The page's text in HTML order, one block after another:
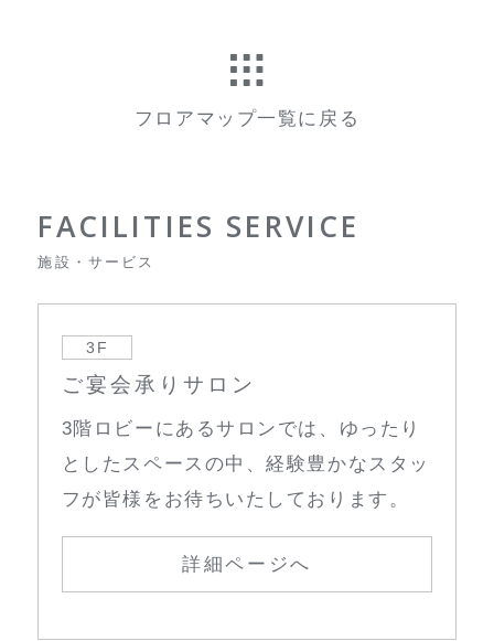
フロアマップ一覧に戻る
FACILITIES SERVICE
施設・サービス
3F
ご宴会承りサロン
3階ロビーにあるサロンでは、ゆったり
としたスペースの中、経験豊かなスタッ
フが皆様をお待ちいたしております。
詳細ページへ